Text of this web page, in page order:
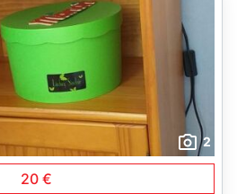
2
20 €